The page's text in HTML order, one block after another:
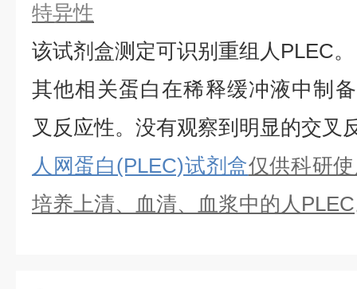
特异性
该试剂盒测定可识别重组 人 PLEC。
其他相关蛋白在稀释缓冲液中制
叉反应性。没有观察到明显的交叉
人网蛋白(PLEC)试剂盒仅供科研
培养上清、血清、血浆中的 人 PLEC